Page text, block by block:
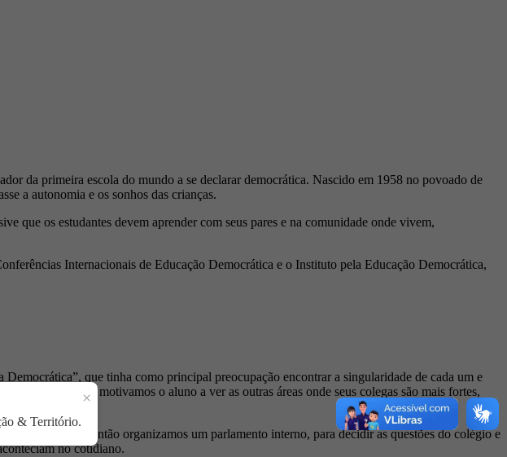
da primeira escola do mundo a se declarar democrática. Nascido em 1958 no povoado de
a autonomia e os sonhos das crianças.
que os estudantes devem aprender com seus pares e na comunidade onde vivem,
Internacionais de Educação Democrática e o Instituto pela Educação Democrática,
que tinha como principal preocupação encontrar a singularidade de cada um e
nisso. Depois, motivamos o aluno a ver as outras áreas onde seus colegas são mais fortes,
democrático. Então organizamos um parlamento interno, para decidir as questões do colégio e
no cotidiano.
& Território.
×